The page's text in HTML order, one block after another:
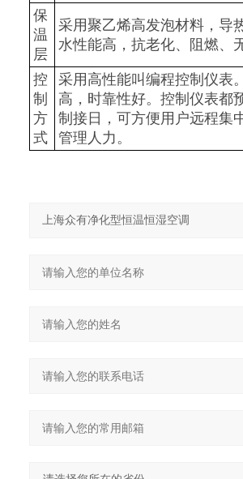
保
温
层
采用聚乙烯高发泡材料，导
水性能高，抗老化、阻燃、
控
制
方
式
采用高性能叫编程控制仪表
高，时靠性好。控制仪表都
制接日，可方便用户远程集
管理人力。